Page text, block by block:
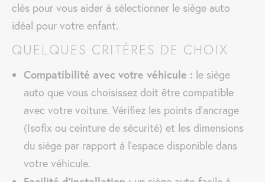
clés pour vous aider à sélectionner le siège auto
idéal pour votre enfant.
QUELQUES CRITÈRES DE CHOIX
Compatibilité avec votre véhicule : le siège
auto que vous choisissez doit être compatible
avec votre voiture. Vérifiez les points d’ancrage
(Isofix ou ceinture de sécurité) et les dimensions
du siège par rapport à l’espace disponible dans
votre véhicule.